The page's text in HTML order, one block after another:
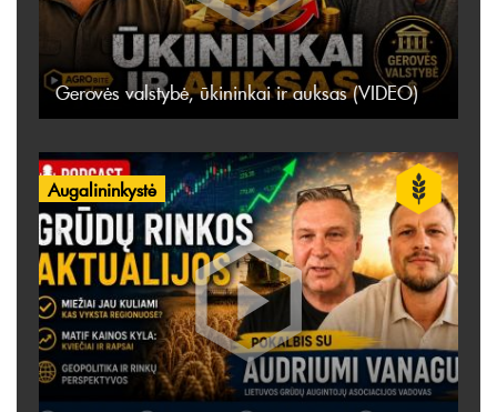
Gerovės valstybė, ūkininkai ir auksas (VIDEO)
Augalininkystė